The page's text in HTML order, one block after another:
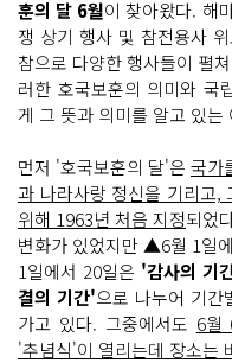
훈의 달 6월이 찾아왔다. 해
쟁 상기 행사 및 참전용사
참으로 다양한 행사들이 펼
러한 호국보훈의 의미와 국
게 그 뜻과 의미를 알고 있는
먼저 '호국보훈의 달'은 국가
과 나라사랑 정신을 기리고,
위해 1963년 처음 지정되었
변화가 있었지만 ▲6월 1일
1일에서 20일은 '감사의 기
결의 기간'으로 나누어 기간
가고 있다. 그중에서도 6월
'추념식'이 열리는데 장소는